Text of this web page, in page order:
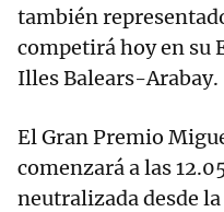
también
competirá hoy en su
Illes Balears-Arabay.
El Gran Premio
comenzará a las
neutralizada desde